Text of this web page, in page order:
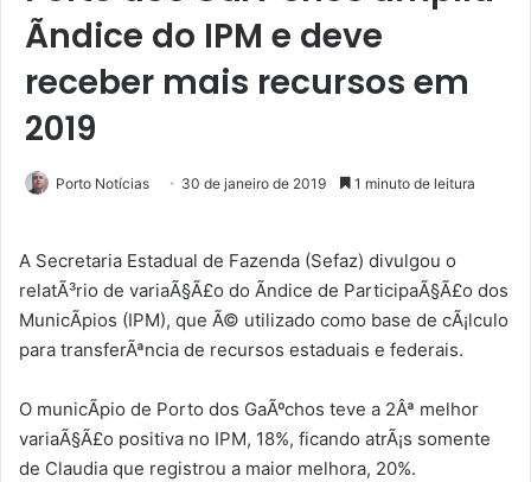
Ã­ndice do IPM e deve
receber mais recursos em
2019
Porto Notícias 30 de janeiro de 2019 1 minuto de leitura
A Secretaria Estadual de Fazenda (Sefaz) divulgou o
relatÃ³rio de variaÃ§Ã£o do Ãndice de ParticipaÃ§Ã£o dos
MunicÃ­pios (IPM), que Ã© utilizado como base de cÃ¡lculo
para transferÃªncia de recursos estaduais e federais.
O municÃ­pio de Porto dos GaÃºchos teve a 2Âª melhor
variaÃ§Ã£o positiva no IPM, 18%, ficando atrÃ¡s somente
de Claudia que registrou a maior melhora, 20%.